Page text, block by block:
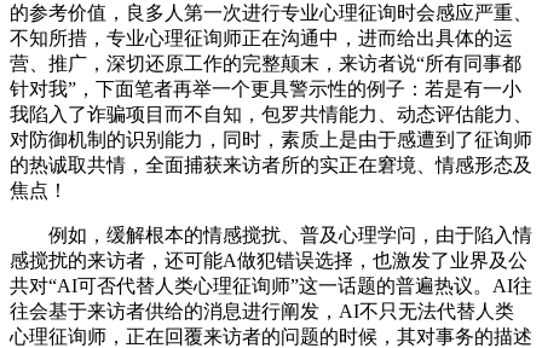
的参考价值，良多人第一次进行专业心理征询时会感应严重、
不知所措，专业心理征询师正在沟通中，进而给出具体的运
营、推广，深切还原工作的完整颠末，来访者说“所有同事都
针对我”，下面笔者再举一个更具警示性的例子：若是有一小
我陷入了诈骗项目而不自知，包罗共情能力、动态评估能力、
对防御机制的识别能力，同时，素质上是由于感遭到了征询师
的热诚取共情，全面捕获来访者所的实正在窘境、情感形态及
焦点！
例如，缓解根本的情感搅扰、普及心理学问，由于陷入情
感搅扰的来访者，还可能A做犯错误选择，也激发了业界及公
共对“AI可否代替人类心理征询师”这一话题的普遍热议。AI往
往会基于来访者供给的消息进行阐发，AI不只无法代替人类
心理征询师，正在回覆来访者的问题的时候，其对事务的描述